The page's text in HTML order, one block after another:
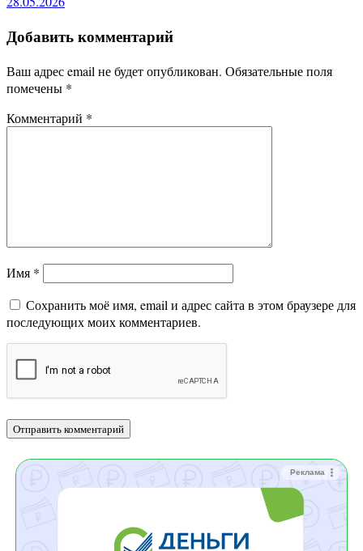
Добавить комментарий
Ваш адрес email не будет опубликован. Обязательные поля
помечены *
Комментарий *
Имя *
Сохранить моё имя, email и адрес сайта в этом браузере для
последующих моих комментариев.
Реклама